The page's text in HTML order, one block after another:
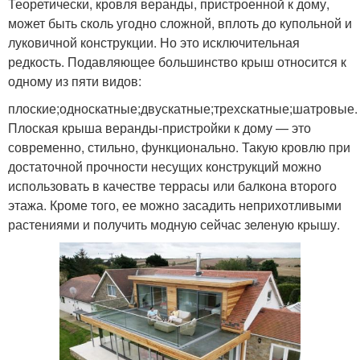
может быть сколь угодно сложной, вплоть до купольной и
луковичной конструкции. Но это исключительная
редкость. Подавляющее большинство крыш относится к
одному из пяти видов:
плоские;односкатные;двускатные;трехскатные;шатровые.
Плоская крыша веранды-пристройки к дому — это
современно, стильно, функционально. Такую кровлю при
достаточной прочности несущих конструкций можно
использовать в качестве террасы или балкона второго
этажа. Кроме того, ее можно засадить неприхотливыми
растениями и получить модную сейчас зеленую крышу.